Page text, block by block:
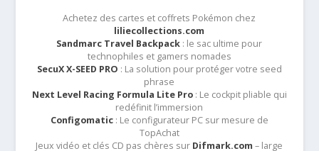
Achetez des cartes et coffrets Pokémon chez
liliecollections.com
Sandmarc Travel Backpack : le sac ultime pour
technophiles et gamers nomades
SecuX X-SEED PRO : La solution pour protéger votre seed
phrase
Next Level Racing Formula Lite Pro: Le cockpit pliable qui
redéfinit l’immersion
Configomatic: Le configurateur PC sur mesure de
TopAchat
Jeux vidéo et clés CD pas chères sur Difmark.com – large